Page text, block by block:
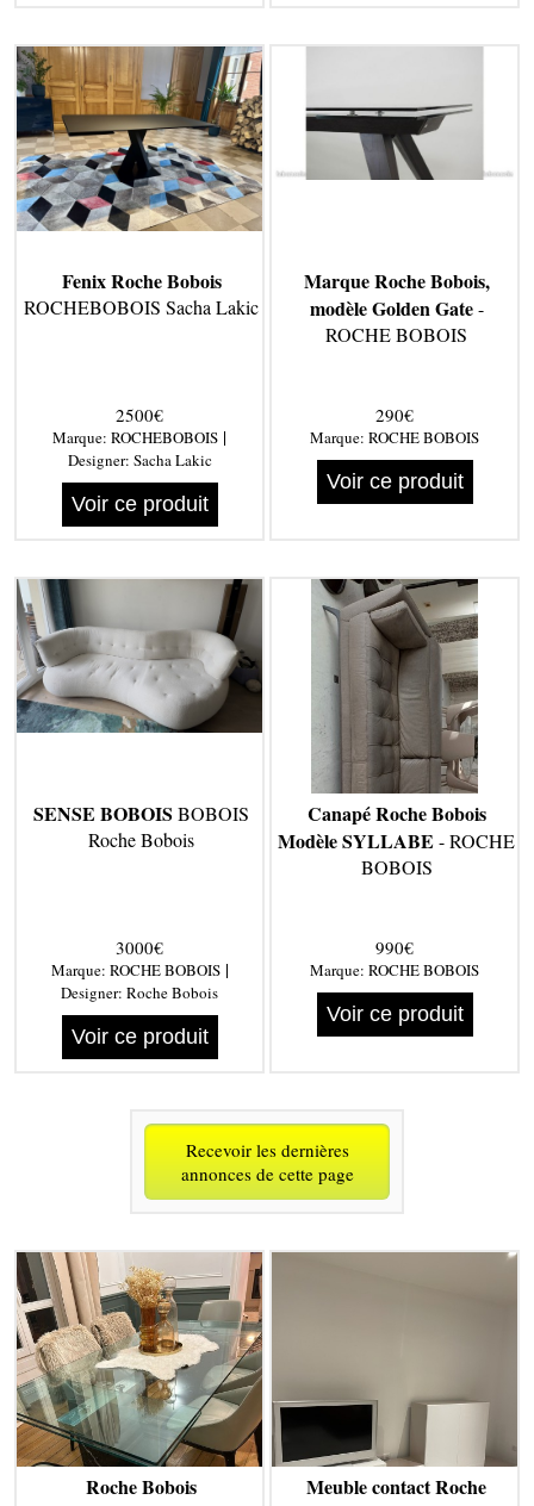
Fenix Roche Bobois
ROCHEBOBOIS Sacha Lakic
2500€
Marque: ROCHEBOBOIS |
Designer: Sacha Lakic
Voir ce produit
Marque Roche Bobois,
modèle Golden Gate-
ROCHE BOBOIS
290€
Marque: ROCHE BOBOIS
Voir ce produit
SENSE BOBOIS BOBOIS
Roche Bobois
3000€
Marque: ROCHE BOBOIS|
Designer: Roche Bobois
Voir ce produit
Canapé Roche Bobois
Modèle SYLLABE - ROCHE
BOBOIS
990€
Marque: ROCHE BOBOIS
Voir ce produit
Recevoir les dernières
annonces de cette page
Roche Bobois
Meuble contact Roche